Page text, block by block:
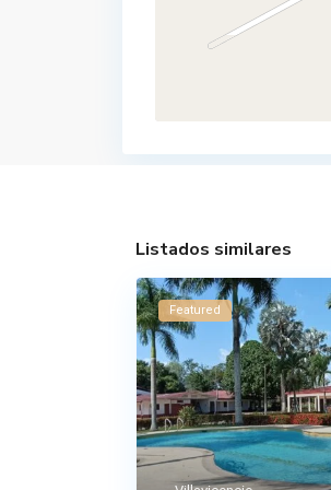
Listados similares
Featured